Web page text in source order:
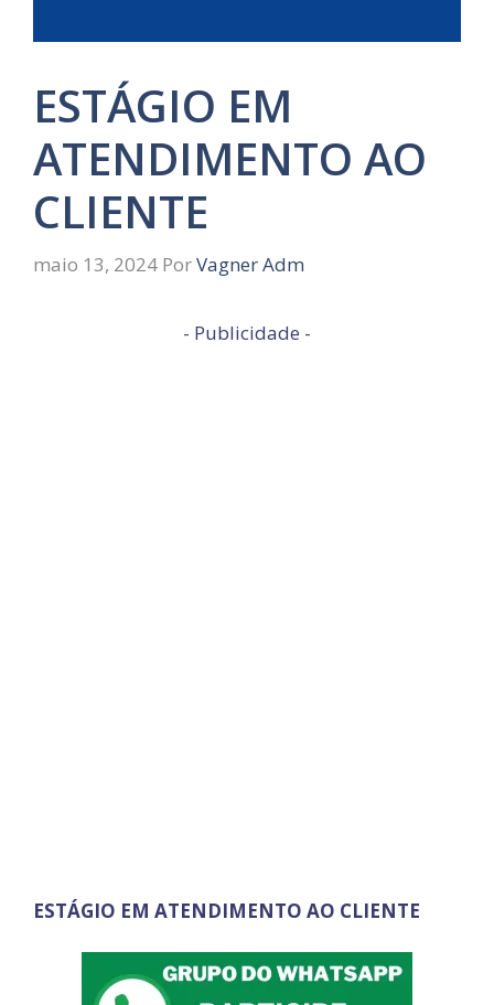
ESTÁGIO EM
ATENDIMENTO AO
CLIENTE
maio 13, 2024 PorVagner Adm
- Publicidade -
ESTÁGIO EM ATENDIMENTO AO CLIENTE